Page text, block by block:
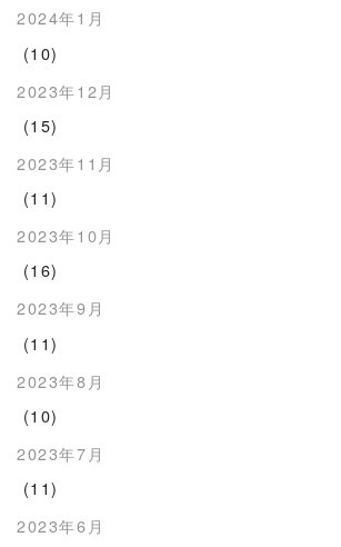
2024年1月
(10)
2023年12月
(15)
2023年11月
(11)
2023年10月
(16)
2023年9月
(11)
2023年8月
(10)
2023年7月
(11)
2023年6月